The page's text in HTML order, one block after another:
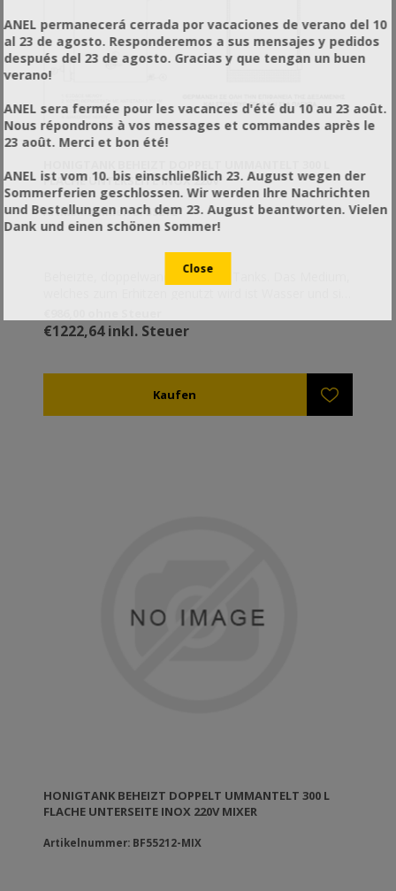
FLACHE UNTERSEITE INOX 220V
Artikelnummer: BF55212
Beheizte, doppelwandige, flache Tanks. Das Medium,
das unabhängig arbeitet.
€1222,64 inkl. Steuer
HONIGTANK BEHEIZT DOPPELT UMMANTELT 300 L
FLACHE UNTERSEITE INOX 220V MIXER
Artikelnummer: BF55212-MIX
ANEL permanecerá cerrada por vacaciones de verano del 10
al 23 de agosto. Responderemos a sus mensajes y pedidos
después del 23 de agosto. Gracias y que tengan un buen
verano!
ANEL sera fermée pour les vacances d'été du 10 au 23 août.
Nous répondrons à vos messages et commandes après le
23 août. Merci et bon été!
ANEL ist vom 10. bis einschließlich 23. August wegen der
Sommerferien geschlossen. Wir werden Ihre Nachrichten
und Bestellungen nach dem 23. August beantworten. Vielen
Dank und einen schönen Sommer!